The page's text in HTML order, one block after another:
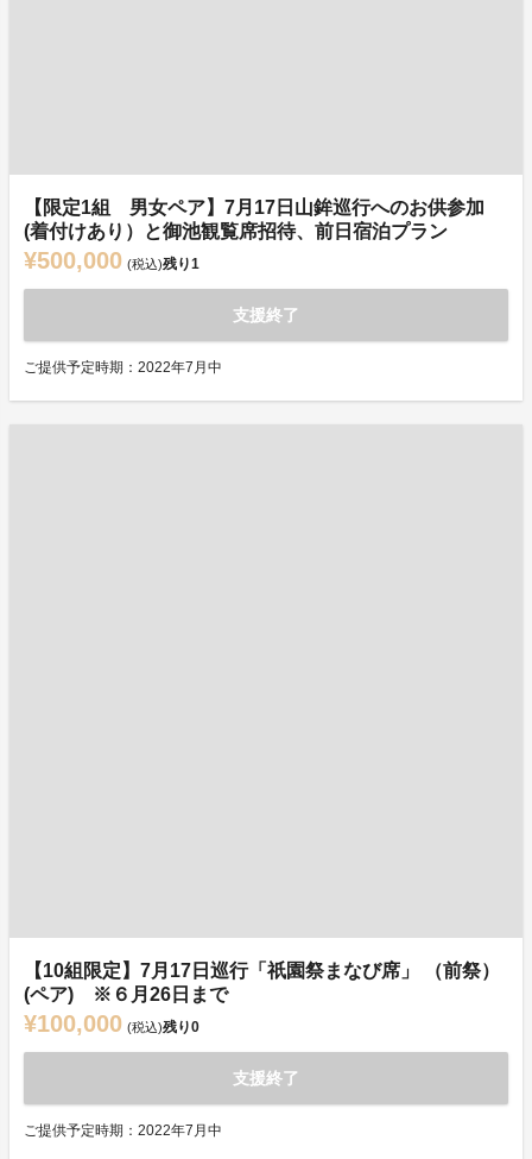
【限定1組 男女ペア】7月17日山鉾巡行へのお供参加
(着付けあり）と御池観覧席招待、前日宿泊プラン
¥500,000 (税込)残り1
支援終了
ご提供予定時期：2022年7月中
【10組限定】7月17日巡行「祇園祭まなび席」 （前祭）
(ペア) ※６月26日まで
¥100,000 (税込)残り0
支援終了
ご提供予定時期：2022年7月中